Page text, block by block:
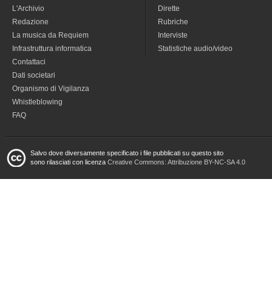
L'Archivio
Redazione
La musica da Requiem
Infrastruttura informatica
Contattaci
Dati societari
Organismo di Vigilanza
Whistleblowing
FAQ
Dirette
Rubriche
Interviste
Statistiche audio/video
Salvo dove diversamente specificato i file pubblicati su questo sito
sono rilasciati con licenza Creative Commons: Attribuzione BY-NC-SA 4.0